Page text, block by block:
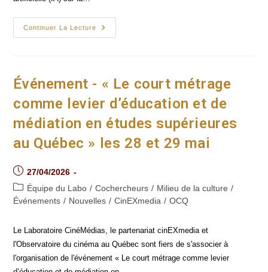
Continuer La Lecture
André
Gaudreault
Cosignent
Un
Pour
Le
CNC Lab
Événement - « Le court métrage
comme levier d’éducation et de
médiation en études supérieures
au Québec » les 28 et 29 mai
Post
published:
27/04/2026
Post
category:
Équipe du Labo / Cochercheurs / Milieu de la culture /
Événements / Nouvelles / CinEXmedia / OCQ
Le Laboratoire CinéMédias, le partenariat cinEXmedia et
l'Observatoire du cinéma au Québec sont fiers de s'associer à
l'organisation de l'événement « Le court métrage comme levier